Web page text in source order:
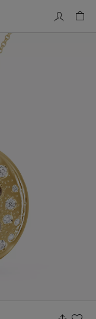
的輪播。使用